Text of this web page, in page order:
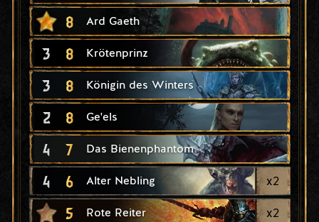
8 Ard Gaeth
3 8 Krötenprinz
3 8 Königin des Winters
2 8 Ge'els
4 7 Das Bienenphantom
4 6 Alter Nebling x2
5 Rote Reiter x2